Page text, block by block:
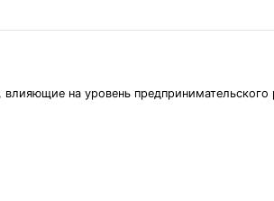
на уровень предпринимательского